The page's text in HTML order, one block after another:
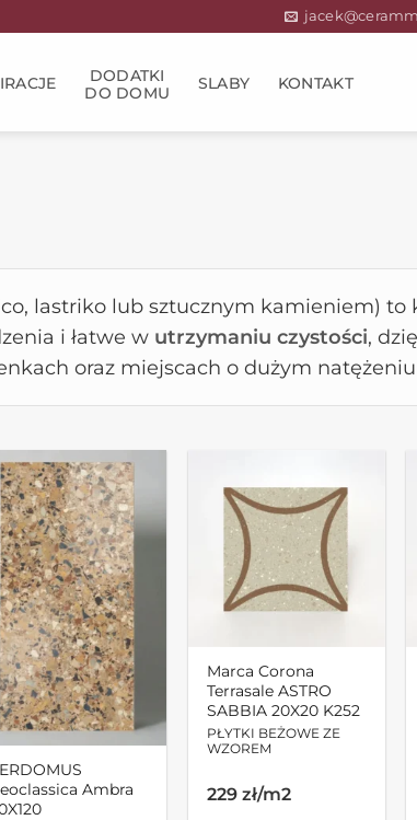
DODATKI
DO DOMU
SLABY KONTAKT
lastriko lub sztucznym kamieniem) to
i łatwe w utrzymaniu czystości,
oraz miejscach o dużym
Ambra
Marca Corona
Terrasale ASTRO
SABBIA 20X20 K252
PŁYTKI BEŻOWE ZE
WZOREM
229 zł/m2